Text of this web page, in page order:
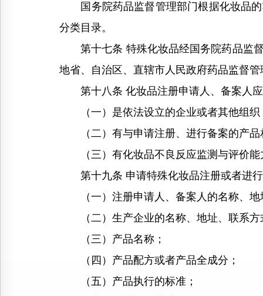
国务院药品监督管理部门根据化妆品的
分类目录。
第十七条 特殊化妆品经国务院药品监督
地省、自治区、直辖市人民政府药品监督
第十八条 化妆品注册申请人、备案人应
（一）是依法设立的企业或者其他组织
（二）有与申请注册、进行备案的产品
（三）有化妆品不良反应监测与评价能
第十九条 申请特殊化妆品注册或者进行
（一）注册申请人、备案人的名称、地
（二）生产企业的名称、地址、联系方
（三）产品名称；
（四）产品配方或者产品全成分；
（五）产品执行的标准；